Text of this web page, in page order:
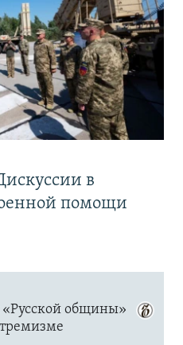
в
помощи